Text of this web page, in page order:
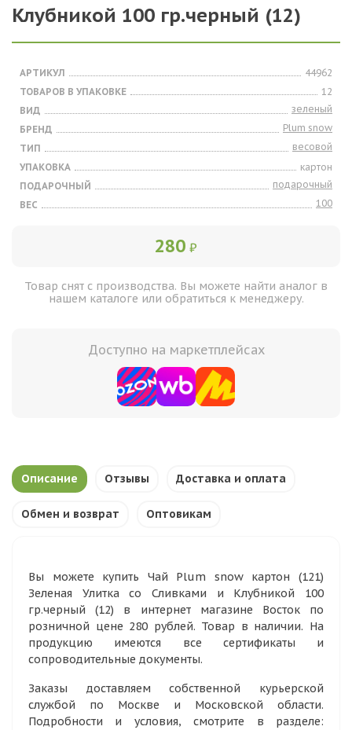
Клубникой 100 гр.черный (12)
АРТИКУЛ
44962
ТОВАРОВ В УПАКОВКЕ
12
ВИД
зеленый
БРЕНД
Plum snow
ТИП
весовой
УПАКОВКА
картон
ПОДАРОЧНЫЙ
подарочный
ВЕС
100
280 ₽
Товар снят с производства. Вы можете найти аналог в
нашем каталоге или обратиться к менеджеру.
Доступно на маркетплейсах
Описание Отзывы Доставка и оплата
Обмен и возврат Оптовикам
Вы можете купить Чай Plum snow картон (121)
Зеленая Улитка со Сливками и Клубникой 100
гр.черный (12) в интернет магазине Восток по
розничной цене 280 рублей. Товар в наличии. На
продукцию имеются все сертификаты и
сопроводительные документы.
Заказы доставляем собственной курьерской
службой по Москве и Московской области.
Подробности и условия, смотрите в разделе: